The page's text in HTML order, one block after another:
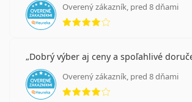
Overený zákazník, pred 8 dňami
hodnotenie 4 z 5
Dobrý výber aj ceny a spoľahlivé
Overený zákazník, pred 8 dňami
hodnotenie 4 z 5